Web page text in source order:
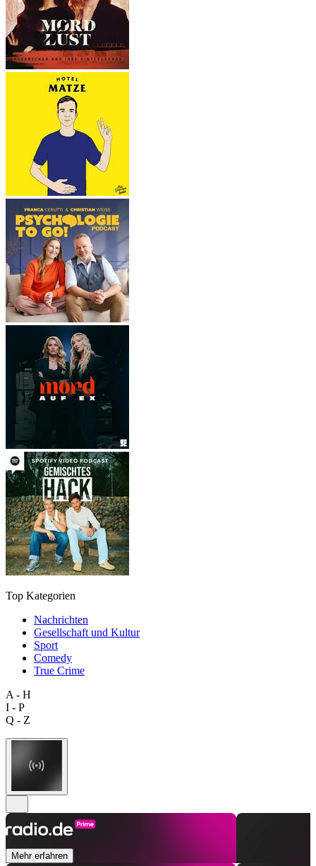
Top Kategorien
Nachrichten
Gesellschaft und Kultur
Sport
Comedy
True Crime
A - H
I - P
Q - Z
Mehr erfahren